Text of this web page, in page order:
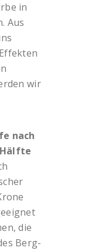
in
Aus
wir
nach
die
Berg-